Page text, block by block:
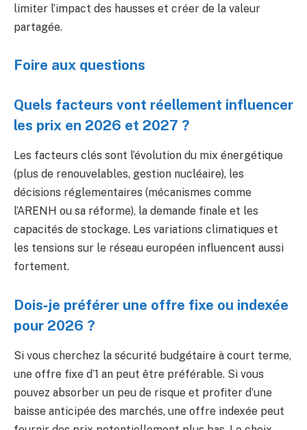
limiter l’impact des hausses et créer de la valeur
partagée.
Foire aux questions
Quels facteurs vont réellement influencer
les prix en 2026 et 2027 ?
Les facteurs clés sont l’évolution du mix énergétique
(plus de renouvelables, gestion nucléaire), les
décisions réglementaires (mécanismes comme
l’ARENH ou sa réforme), la demande finale et les
capacités de stockage. Les variations climatiques et
les tensions sur le réseau européen influencent aussi
fortement.
Dois‑je préférer une offre fixe ou indexée
pour 2026 ?
Si vous cherchez la sécurité budgétaire à court terme,
une offre fixe d’1 an peut être préférable. Si vous
pouvez absorber un peu de risque et profiter d’une
baisse anticipée des marchés, une offre indexée peut